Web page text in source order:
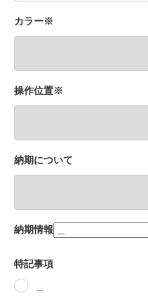
カラー※
操作位置※
納期について
納期情報
特記事項